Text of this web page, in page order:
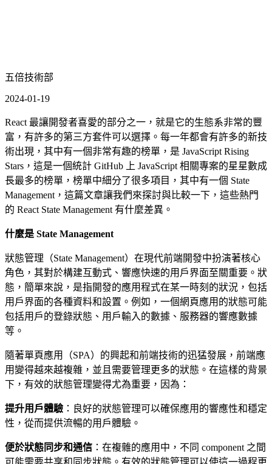
五倍技術部
2024-01-19
React 最讓開發者喜愛的部分之一，就是它的生態系非常的豐
富，有許多的第三方套件可以選擇。每一年都會有許多的新技
術出現，其中有一個非常有趣的榜單，是 JavaScript Rising
Stars，這是一個統計 GitHub 上 JavaScript 相關專案的星星數成
長最多的榜單，榜單中細分了很多項目，其中有一個 State
Management，這篇文章讓我們來探討與比較一下，這些熱門
的 React State Management 有什麼差異。
什麼是 State Management
狀態管理（State Management）在現代前端開發中扮演著核心
角色，其對於構建互動式、響應快速的用戶界面至關重要。狀
態，簡單來說，是指開發的應用程式在某一時刻的狀況，包括
用戶界面的各種資料和設置。例如，一個網頁應用的狀態可能
包括用戶的登錄狀態、用戶輸入的數據、服務器的響應數據
等。
隨著單頁應用（SPA）的興起和前端技術的迅猛發展，前端應
用變得越來越複雜，並且需要管理更多的狀態。在這樣的背景
下，有效的狀態管理變得尤為重要，因為：
提升用戶體驗 ：良好的狀態管理可以確保應用的響應性和穩定
性，從而提供流暢的用戶體驗。
便於狀態同步和通信 ：在複雜的應用中，不同 component 之間